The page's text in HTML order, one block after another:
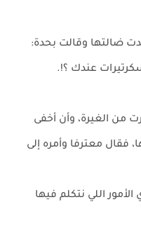
ضالتها وقالت بحدة:
عندك ؟!.
من الغيرة، وأن أخفى
فقال معترفا وأمره إلى
اللي نتكلم فيها